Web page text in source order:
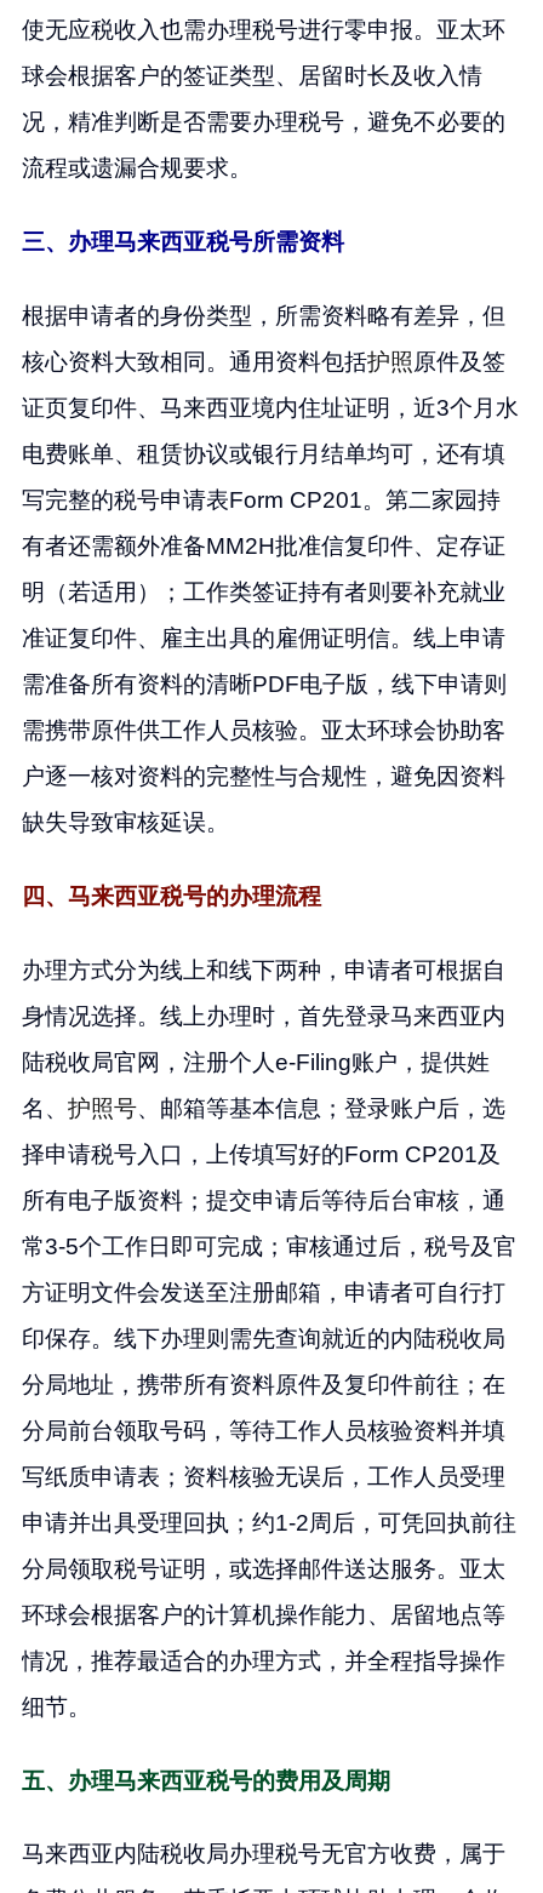
使无应税收入也需办理税号进行零申报。亚太环
球会根据客户的签证类型、居留时长及收入情
况，精准判断是否需要办理税号，避免不必要的
流程或遗漏合规要求。
三、办理马来西亚税号所需资料
根据申请者的身份类型，所需资料略有差异，但
核心资料大致相同。通用资料包括护照原件及签
证页复印件、马来西亚境内住址证明，近3个月水
电费账单、租赁协议或银行月结单均可，还有填
写完整的税号申请表Form CP201。第二家园持
有者还需额外准备MM2H批准信复印件、定存证
明（若适用）；工作类签证持有者则要补充就业
准证复印件、雇主出具的雇佣证明信。线上申请
需准备所有资料的清晰PDF电子版，线下申请则
需携带原件供工作人员核验。亚太环球会协助客
户逐一核对资料的完整性与合规性，避免因资料
缺失导致审核延误。
四、马来西亚税号的办理流程
办理方式分为线上和线下两种，申请者可根据自
身情况选择。线上办理时，首先登录马来西亚内
陆税收局官网，注册个人e-Filing账户，提供姓
名、 护照号、邮箱等基本信息；登录账户后，选
择申请税号入口，上传填写好的Form CP201及
所有电子版资料；提交申请后等待后台审核，通
常3-5个工作日即可完成；审核通过后，税号及官
方证明文件会发送至注册邮箱，申请者可自行打
印保存。线下办理则需先查询就近的内陆税收局
分局地址，携带所有资料原件及复印件前往；在
分局前台领取号码，等待工作人员核验资料并填
写纸质申请表；资料核验无误后，工作人员受理
申请并出具受理回执；约1-2周后，可凭回执前往
分局领取税号证明，或选择邮件送达服务。亚太
环球会根据客户的计算机操作能力、居留地点等
情况，推荐最适合的办理方式，并全程指导操作
细节。
五、办理马来西亚税号的费用及周期
马来西亚内陆税收局办理税号无官方收费，属于